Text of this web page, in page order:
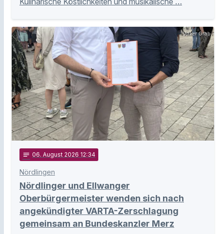
Volker Grab
notes 06. August 2026 12:34
Nördlingen
Nördlinger und Ellwanger
Oberbürgermeister wenden sich nach
angekündigter VARTA-Zerschlagung
gemeinsam an Bundeskanzler Merz